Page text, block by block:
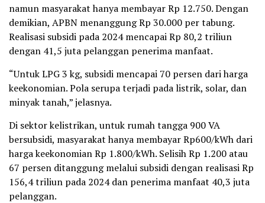
namun masyarakat hanya membayar Rp 12.750. Dengan
demikian, APBN menanggung Rp 30.000 per tabung.
Realisasi subsidi pada 2024 mencapai Rp 80,2 triliun
dengan 41,5 juta pelanggan penerima manfaat.
“Untuk LPG 3 kg, subsidi mencapai 70 persen dari harga
keekonomian. Pola serupa terjadi pada listrik, solar, dan
minyak tanah,” jelasnya.
Di sektor kelistrikan, untuk rumah tangga 900 VA
bersubsidi, masyarakat hanya membayar Rp600/kWh dari
harga keekonomian Rp 1.800/kWh. Selisih Rp 1.200 atau
67 persen ditanggung melalui subsidi dengan realisasi Rp
156,4 triliun pada 2024 dan penerima manfaat 40,3 juta
pelanggan.